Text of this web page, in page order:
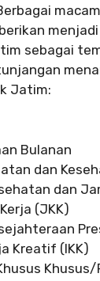
sebagai
Jatim:
Bulanan
dan
dan
(JKK)
Kreatif (IKK)